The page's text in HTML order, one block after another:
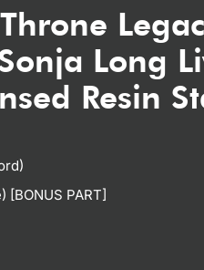
Long
Resin
[BONUS PART]